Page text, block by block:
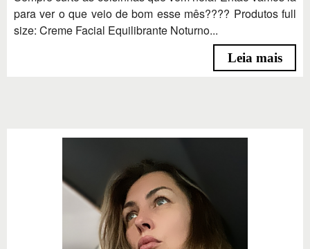
para ver o que veio de bom esse mês???? Produtos full
size: Creme Facial Equilibrante Noturno...
Leia mais